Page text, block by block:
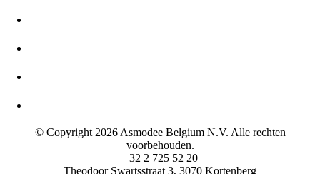
© Copyright 2026 Asmodee Belgium N.V. Alle rechten
voorbehouden.
+32 2 725 52 20
Theodoor Swartsstraat 3, 3070 Kortenberg